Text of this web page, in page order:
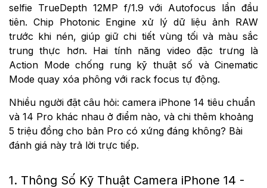
selfie TrueDepth 12MP f/1.9 với Autofocus lần đầu
tiên. Chip Photonic Engine xử lý dữ liệu ảnh RAW
trước khi nén, giúp giữ chi tiết vùng tối và màu sắc
trung thực hơn. Hai tính năng video đặc trưng là
Action Mode chống rung kỹ thuật số và Cinematic
Mode quay xóa phông với rack focus tự động.
Nhiều người đặt câu hỏi: camera iPhone 14 tiêu chuẩn
và 14 Pro khác nhau ở điểm nào, và chi thêm khoảng
5 triệu đồng cho bản Pro có xứng đáng không? Bài
đánh giá này trả lời trực tiếp.
1. Thông Số Kỹ Thuật Camera iPhone 14 -